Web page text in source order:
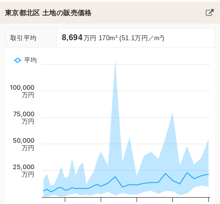
東京都北区 土地の販売価格
取引平均 8,694万円 170m² (51.1万円／m²)
平均
25,000
万円
50,000
万円
75,000
万円
100,000
万円